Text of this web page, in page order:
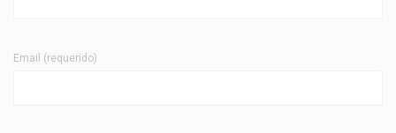
Email (requerido)